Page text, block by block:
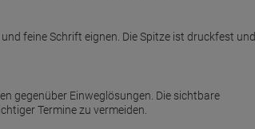
feine Schrift eignen. Die Spitze ist druckfest und
gegenüber Einweglösungen. Die sichtbare
Termine zu vermeiden.